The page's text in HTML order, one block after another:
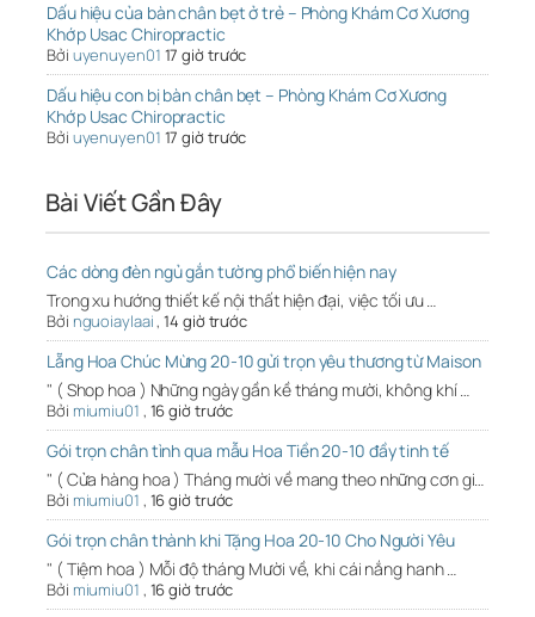
Dấu hiệu của bàn chân bẹt ở trẻ – Phòng Khám Cơ Xương
Khớp Usac Chiropractic
Bởi uyenuyen01 17 giờ trước
Dấu hiệu con bị bàn chân bẹt – Phòng Khám Cơ Xương
Khớp Usac Chiropractic
Bởi uyenuyen01 17 giờ trước
Bài Viết Gần Đây
Các dòng đèn ngủ gắn tường phổ biến hiện nay
Trong xu hướng thiết kế nội thất hiện đại, việc tối ưu …
Bởi nguoiaylaai,14 giờ trước
Lẵng Hoa Chúc Mừng 20-10 gửi trọn yêu thương từ Maison
" ( Shop hoa ) Những ngày gần kề tháng mười, không khí …
Bởi miumiu01 , 16 giờ trước
Gói trọn chân tình qua mẫu Hoa Tiền 20-10 đầy tinh tế
" ( Cửa hàng hoa ) Tháng mười về mang theo những cơn gi…
Bởi miumiu01 , 16 giờ trước
Gói trọn chân thành khi Tặng Hoa 20-10 Cho Người Yêu
" ( Tiệm hoa ) Mỗi độ tháng Mười về, khi cái nắng hanh …
Bởi miumiu01 , 16 giờ trước